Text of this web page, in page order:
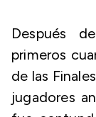
Después
primeros
de las
jugadores